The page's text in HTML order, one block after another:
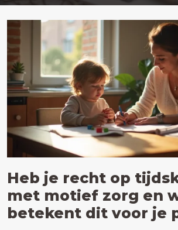
Heb je recht op
met motief zorg en
betekent dit voor je